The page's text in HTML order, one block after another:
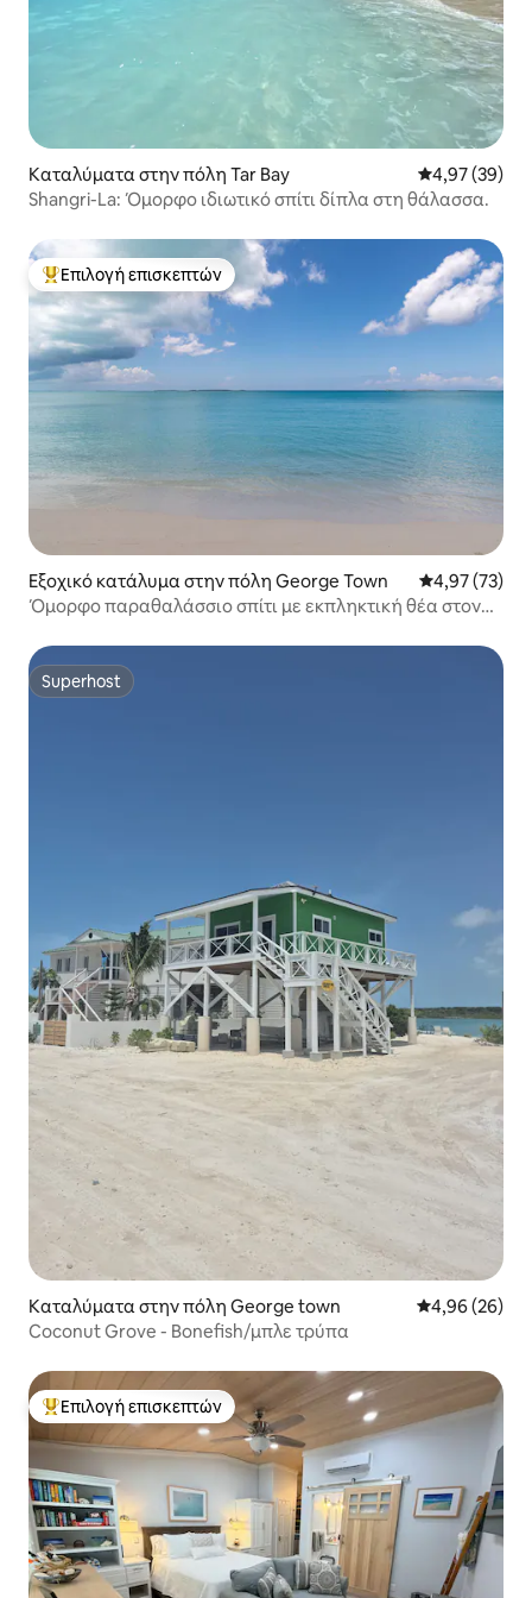
Καταλύματα στην πόλη Tar Bay Μέση
4,97 (39)
Shangri-La: Όμορφο ιδιωτικό σπίτι δίπλα στη θάλασσα.
Κορυφαία επιλογή επισκεπτών
Επιλογή επισκεπτών
Εξοχικό κατάλυμα στην πόλη George Town Μέση
4,97 (73)
Όμορφο παραθαλάσσιο σπίτι με εκπληκτική θέα στον
Superhost
Superhost
Καταλύματα στην πόλη George town Μέση
4,96 (26)
Coconut Grove - Bonefish/μπλε τρύπα
Κορυφαία επιλογή επισκεπτών
Επιλογή επισκεπτών